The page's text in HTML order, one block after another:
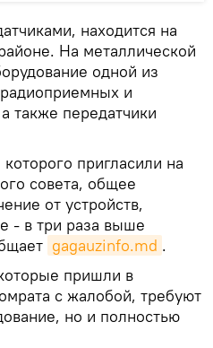
находится на
На металлической
одной из
и
также передатчики
пригласили на
совета, общее
от устройств,
- в три раза выше
gagauzinfo.md .
пришли в
с жалобой, требуют
но и полностью